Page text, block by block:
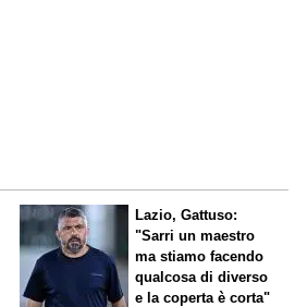
Lazio, Gattuso:
"Sarri un maestro
ma stiamo facendo
qualcosa di diverso
e la coperta è corta"